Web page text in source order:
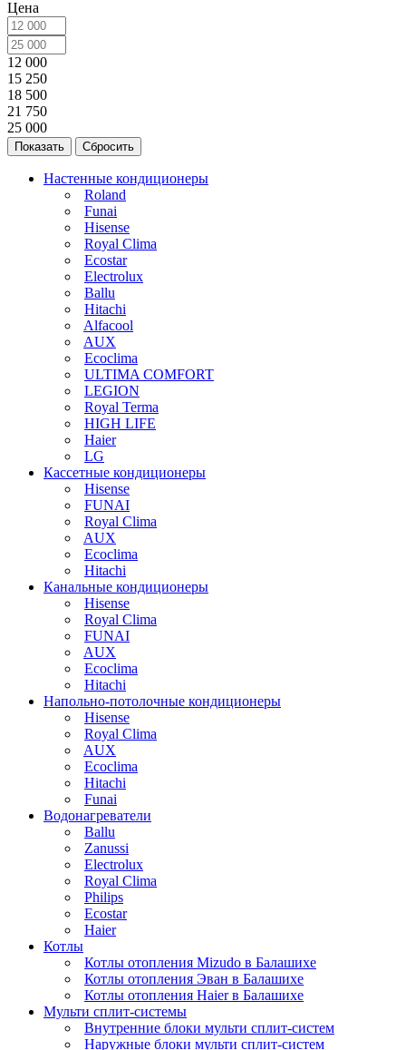
Цена
12 000
15 250
18 500
21 750
25 000
Сбросить
Настенные кондиционеры
Roland
Funai
Hisense
Royal Clima
Ecostar
Electrolux
Ballu
Hitachi
Alfacool
AUX
Ecoclima
ULTIMA COMFORT
LEGION
Royal Terma
HIGH LIFE
Haier
LG
Кассетные кондиционеры
Hisense
FUNAI
Royal Clima
AUX
Ecoclima
Hitachi
Канальные кондиционеры
Hisense
Royal Clima
FUNAI
AUX
Ecoclima
Hitachi
Напольно-потолочные кондиционеры
Hisense
Royal Clima
AUX
Ecoclima
Hitachi
Funai
Водонагреватели
Ballu
Zanussi
Electrolux
Royal Clima
Philips
Ecostar
Haier
Котлы
Котлы отопления Mizudo в Балашихе
Котлы отопления Эван в Балашихе
Котлы отопления Haier в Балашихе
Мульти сплит-системы
Внутренние блоки мульти сплит-систем
Наружные блоки мульти сплит-систем